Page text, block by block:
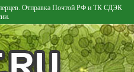
перцев. Отправка Почтой РФ и ТК СДЭК